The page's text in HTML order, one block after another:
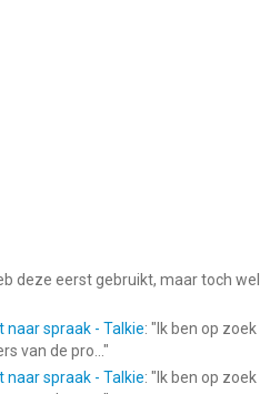
deze eerst gebruikt, maar toch wel
naar spraak - Talkie: " Ik ben op zoek
van de pro... "
naar spraak - Talkie: " Ik ben op zoek